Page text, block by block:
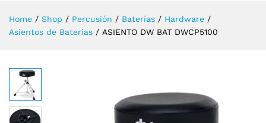
Home / Shop / Percusión / Baterías / Hardware /
Asientos de Baterias / ASIENTO DW BAT DWCP5100